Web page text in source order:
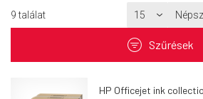
9 találat
filter Szűrések
HP Officejet ink